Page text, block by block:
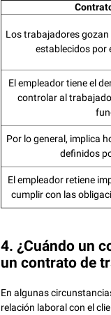
Los trabajadores gozan
establecidos por
El empleador tiene el
controlar al
Por lo general, implica
definidos
El empleador retiene
cumplir con las
4. ¿Cuándo un
un contrato de
En algunas
relación laboral con el